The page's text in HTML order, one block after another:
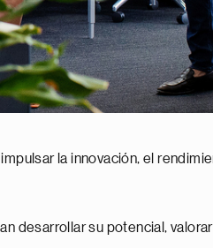
la innovación, el
desarrollar su potencial,